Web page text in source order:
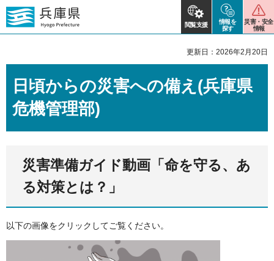
閲覧支援
情報を
探す
災害・安全
情報
更新日：2026年2月20日
日頃からの災害への備え(兵庫県
危機管理部)
災害準備ガイド動画「命を守る、あ
る対策とは？」
以下の画像をクリックしてご覧ください。